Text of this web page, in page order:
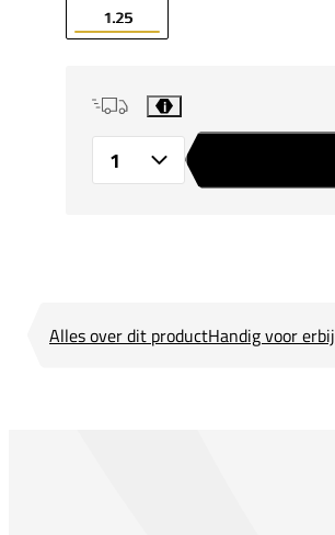
1.25
i
Alles over dit productHandig voor erbij